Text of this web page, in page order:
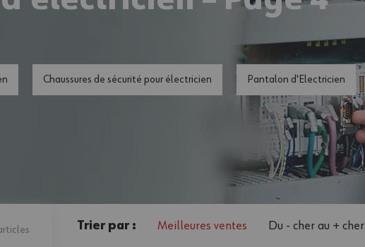
Chaussures de sécurité pour électricien Pantalon d'Electricien
Trier par : Meilleures ventes Du - cher au + cher